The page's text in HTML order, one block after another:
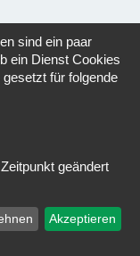
Limited
sind ein paar
ein Dienst Cookies
für folgende
geändert
Akzeptieren